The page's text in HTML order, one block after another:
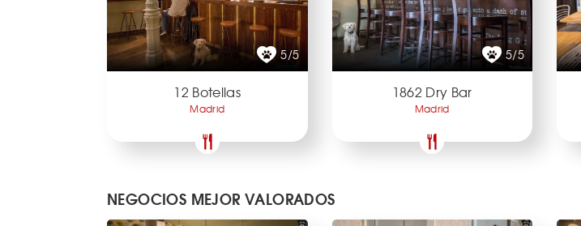
5/5
12 Botellas
Madrid
5/5
1862 Dry Bar
Madrid
NEGOCIOS MEJOR VALORADOS